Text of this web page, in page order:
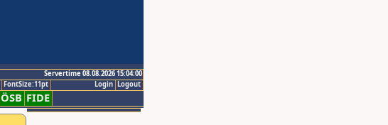
Servertime 08.08.2026 15:04:00
Logout
Login
FontSize:11pt
ÖSB FIDE